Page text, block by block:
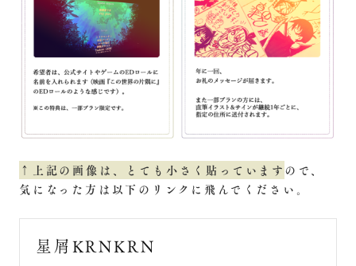
↑上記の画像は、とても小さく貼っていますので、
気になった方は以下のリンクに飛んでください。
星屑KRNKRN